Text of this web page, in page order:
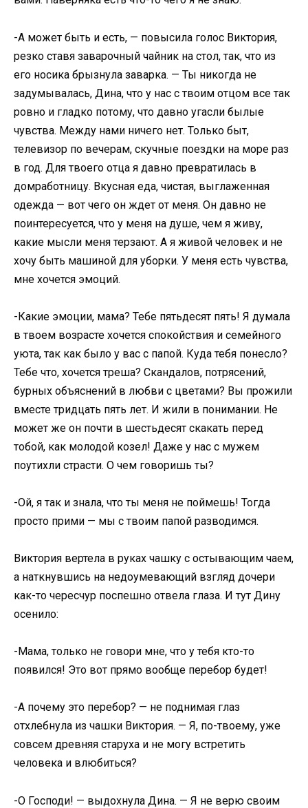
-А может быть и есть, — повысила голос Виктория,
резко ставя заварочный чайник на стол, так, что из
его носика брызнула заварка. — Ты никогда не
задумывалась, Дина, что у нас с твоим отцом все так
ровно и гладко потому, что давно угасли былые
чувства. Между нами ничего нет. Только быт,
телевизор по вечерам, скучные поездки на море раз
в год. Для твоего отца я давно превратилась в
домработницу. Вкусная еда, чистая, выглаженная
одежда — вот чего он ждет от меня. Он давно не
поинтересуется, что у меня на душе, чем я живу,
какие мысли меня терзают. А я живой человек и не
хочу быть машиной для уборки. У меня есть чувства,
мне хочется эмоций.
-Какие эмоции, мама? Тебе пятьдесят пять! Я думала
в твоем возрасте хочется спокойствия и семейного
уюта, так как было у вас с папой. Куда тебя понесло?
Тебе что, хочется треша? Скандалов, потрясений,
бурных объяснений в любви с цветами? Вы прожили
вместе тридцать пять лет. И жили в понимании. Не
может же он почти в шестьдесят скакать перед
тобой, как молодой козел! Даже у нас с мужем
поутихли страсти. О чем говоришь ты?
-Ой, я так и знала, что ты меня не поймешь! Тогда
просто прими — мы с твоим папой разводимся.
Виктория вертела в руках чашку с остывающим чаем,
а наткнувшись на недоумевающий взгляд дочери
как-то чересчур поспешно отвела глаза. И тут Дину
осенило:
-Мама, только не говори мне, что у тебя кто-то
появился! Это вот прямо вообще перебор будет!
-А почему это перебор? — не поднимая глаз
отхлебнула из чашки Виктория. — Я, по-твоему, уже
совсем древняя старуха и не могу встретить
человека и влюбиться?
-О Господи! — выдохнула Дина. — Я не верю своим